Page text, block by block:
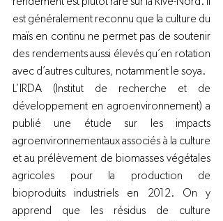
est généralement reconnu que la culture du
maïs en continu ne permet pas de soutenir
des rendements aussi élevés qu’en rotation
avec d’autres cultures, notamment le soya.
L’IRDA (Institut de recherche et de
développement en agroenvironnement) a
publié une étude sur les impacts
agroenvironnementaux associés à la culture
et au prélèvement de biomasses végétales
agricoles pour la production de
bioproduits industriels en 2012. On y
apprend que les résidus de culture